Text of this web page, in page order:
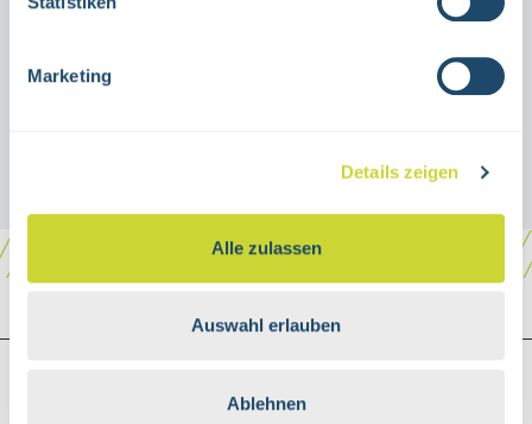
Marketing
Details zeigen
Alle zulassen
Auswahl erlauben
Ablehnen
Nutzung in Innenräumenverschiedene
FolieTR 4844n…